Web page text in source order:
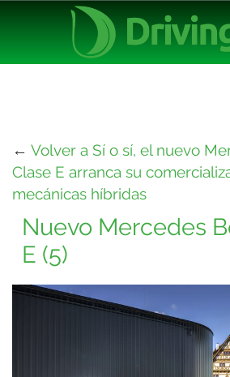
← Volver a Sí o sí, el nuevo
Clase E arranca su
mecánicas híbridas
Nuevo Mercedes
E (5)